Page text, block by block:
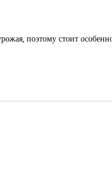
поэтому стоит